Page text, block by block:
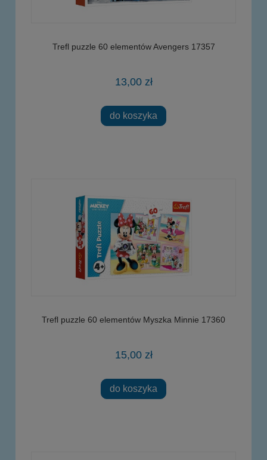
Trefl puzzle 60 elementów Avengers 17357
13,00 zł
do koszyka
Trefl puzzle 60 elementów Myszka Minnie 17360
15,00 zł
do koszyka